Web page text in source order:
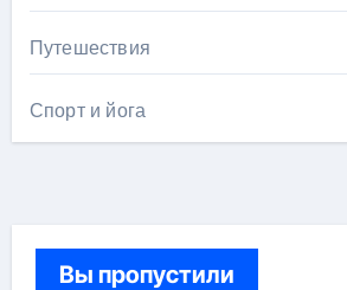
Путешествия
Спорт и йога
Вы пропустили